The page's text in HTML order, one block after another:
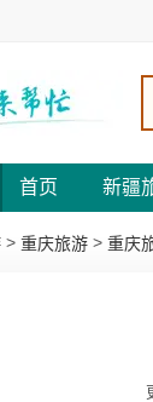
首页 新疆
> 重庆旅游 > 重庆